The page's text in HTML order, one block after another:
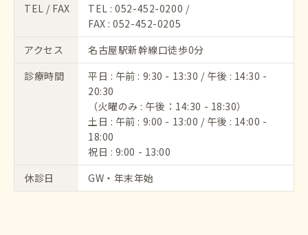
TEL / FAX
TEL :052-452-0200 /
FAX : 052-452-0205
アクセス
名古屋駅新幹線口徒歩0分
診療時間
平日 : 午前 : 9:30 - 13:30 / 午後 : 14:30 -
20:30
（火曜のみ : 午後：14:30 - 18:30）
土日 : 午前 : 9:00 - 13:00 / 午後 : 14:00 -
18:00
祝日 : 9:00 - 13:00
休診日
GW・年末年始